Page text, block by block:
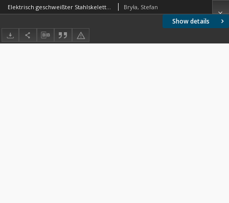
Show details
Elektrisch geschweißter Stahlskelettbau in Kattowice Bryła, Stefan